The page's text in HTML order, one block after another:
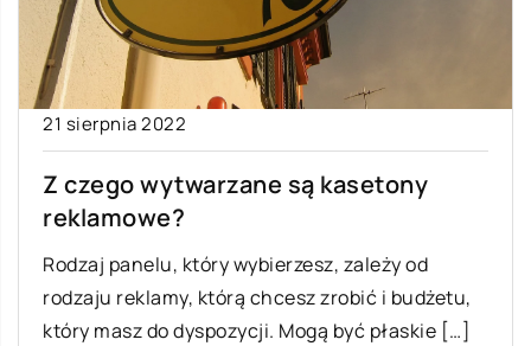
21 sierpnia 2022
Z czego wytwarzane są kasetony
reklamowe?
Rodzaj panelu, który wybierzesz, zależy od
rodzaju reklamy, którą chcesz zrobić i budżetu,
który masz do dyspozycji. Mogą być płaskie […]